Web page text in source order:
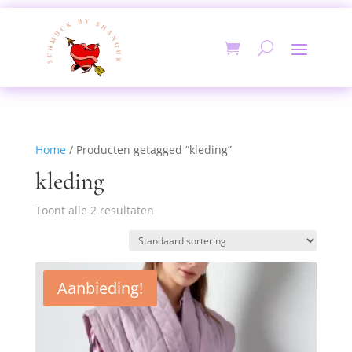
Home/ Producten getagged “kleding”
kleding
Toont alle 2 resultaten
Aanbieding!